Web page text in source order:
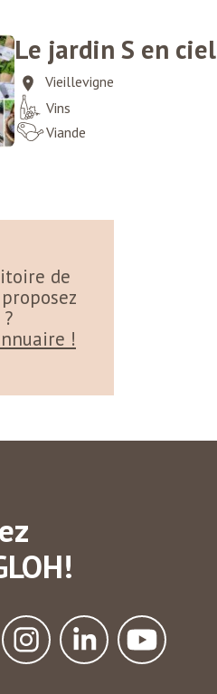
Le jardin S en ciel
Vieillevigne
Vins
Viande
de
!